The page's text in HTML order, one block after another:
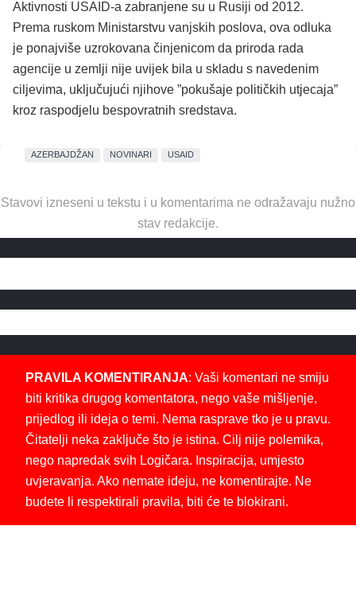
Aktivnosti USAID-a zabranjene su u Rusiji od 2012.
Prema ruskom Ministarstvu vanjskih poslova, ova odluka
je ponajviše uzrokovana činjenicom da priroda rada
agencije u zemlji nije uvijek bila u skladu s navedenim
ciljevima, uključujući njihove ”pokušaje političkih utjecaja”
kroz raspodjelu bespovratnih sredstava.
AZERBAJDŽAN NOVINARI USAID
Stavovi izneseni u tekstu i u komentarima ne odražavaju nužno
stav redakcije.
PRAVILA KOMENTIRANJA: Vaši komentari ne smiju
biti kritika drugog komentatora, nego vaše mišljenje,
prijedlog ili ideja o temi. Nema rasprave tko je u pravu.
Čitatelji neka zaključe što je istina. Cilj nije polemika,
nego napredak svih Logičara. Inspiracija, umjesto
uvjeravanja. Ako nemate ideju, ne komentirajte. Ne
budete li respektirali pravila, biti će te blokirani.